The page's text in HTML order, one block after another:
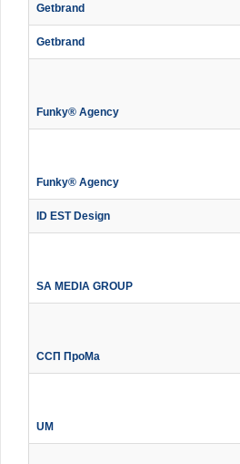
Getbrand
Getbrand
Funky® Agency
Funky® Agency
ID EST Design
SA MEDIA GROUP
ССП ПроМа
UM